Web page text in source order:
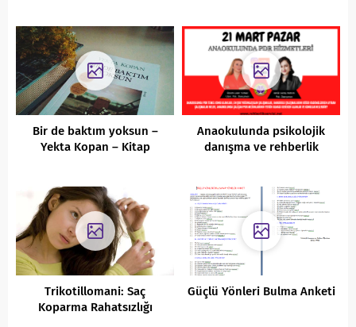
Bir de baktım yoksun –
Yekta Kopan – Kitap
Anaokulunda psikolojik
danışma ve rehberlik
Trikotillomani: Saç
Koparma Rahatsızlığı
Güçlü Yönleri Bulma Anketi